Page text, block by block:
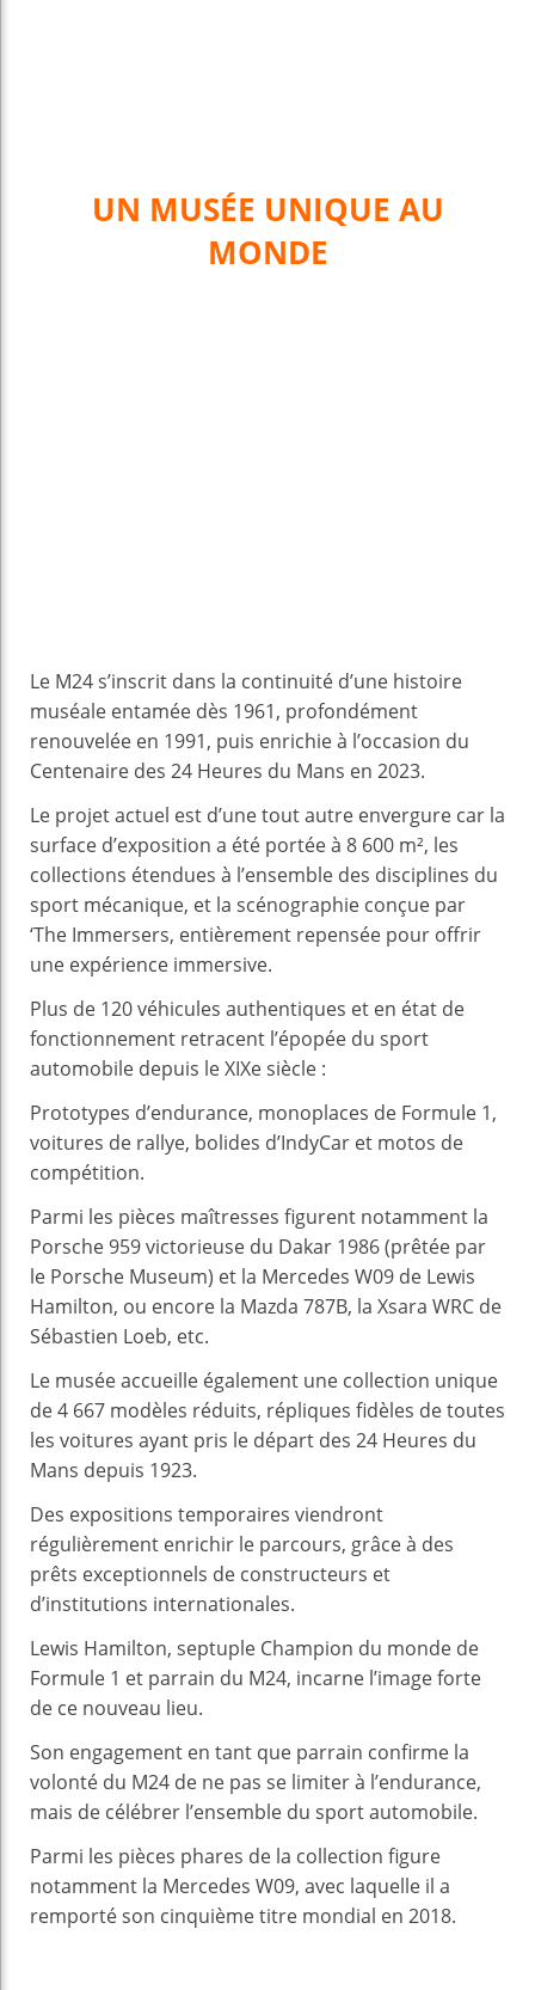
UN MUSÉE UNIQUE AU
MONDE
Le M24 s’inscrit dans la continuité d’une histoire
muséale entamée dès 1961, profondément
renouvelée en 1991, puis enrichie à l’occasion du
Centenaire des 24 Heures du Mans en 2023.
Le projet actuel est d’une tout autre envergure car la
surface d’exposition a été portée à 8 600 m², les
collections étendues à l’ensemble des disciplines du
sport mécanique, et la scénographie conçue par
‘The Immersers, entièrement repensée pour offrir
une expérience immersive.
Plus de 120 véhicules authentiques et en état de
fonctionnement retracent l’épopée du sport
automobile depuis le XIXe siècle :
Prototypes d’endurance, monoplaces de Formule 1,
voitures de rallye, bolides d’IndyCar et motos de
compétition.
Parmi les pièces maîtresses figurent notamment la
Porsche 959 victorieuse du Dakar 1986 (prêtée par
le Porsche Museum) et la Mercedes W09 de Lewis
Hamilton, ou encore la Mazda 787B, la Xsara WRC de
Sébastien Loeb, etc.
Le musée accueille également une collection unique
de 4 667 modèles réduits, répliques fidèles de toutes
les voitures ayant pris le départ des 24 Heures du
Mans depuis 1923.
Des expositions temporaires viendront
régulièrement enrichir le parcours, grâce à des
prêts exceptionnels de constructeurs et
d’institutions internationales.
Lewis Hamilton, septuple Champion du monde de
Formule 1 et parrain du M24, incarne l’image forte
de ce nouveau lieu.
Son engagement en tant que parrain confirme la
volonté du M24 de ne pas se limiter à l’endurance,
mais de célébrer l’ensemble du sport automobile.
Parmi les pièces phares de la collection figure
notamment la Mercedes W09, avec laquelle il a
remporté son cinquième titre mondial en 2018.